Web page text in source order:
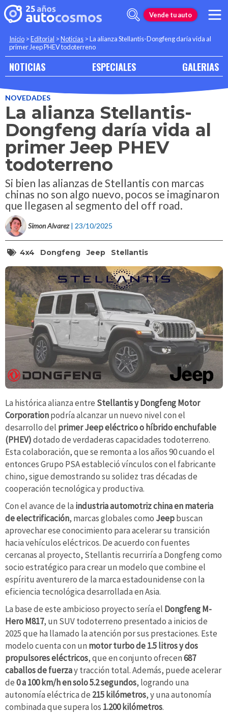
Vende tu auto
Inicio >Editorial >Noticias >La alianza Stellantis-Dongfeng daría vida al
primer Jeep PHEV todoterreno
NOTICIAS ESPECIALES GALERIAS
NOVEDADES
La alianza Stellantis-
Dongfeng daría vida al
primer Jeep PHEV
todoterreno
Si bien las alianzas de Stellantis con marcas
chinas no son algo nuevo, pocos se imaginaron
que llegasen al segmento del off road.
Simon Alvarez | 23/10/2025
4x4 Dongfeng Jeep Stellantis
La histórica alianza entre Stellantis y Dongfeng Motor
Corporationpodría alcanzar un nuevo nivel con el
desarrollo del primer Jeep eléctrico o híbrido enchufable
(PHEV)dotado de verdaderas capacidades todoterreno.
Esta colaboración, que se remonta a los años 90 cuando el
entonces Grupo PSA estableció vínculos con el fabricante
chino, sigue demostrando su solidez tras décadas de
cooperación tecnológica y productiva.
Con el avance de la industria automotriz china en materia
de electrificación, marcas globales como Jeepbuscan
aprovechar ese conocimiento para acelerar su transición
hacia vehículos eléctricos. De acuerdo con fuentes
cercanas al proyecto, Stellantis recurriría a Dongfeng como
socio estratégico para crear un modelo que combine el
espíritu aventurero de la marca estadounidense con la
eficiencia tecnológica desarrollada en Asia.
La base de este ambicioso proyecto sería el Dongfeng M-
Hero M817, un SUV todoterreno presentado a inicios de
2025 que ha llamado la atención por sus prestaciones. Este
modelo cuenta con un motor turbo de 1.5 litros y dos
propulsores eléctricos, que en conjunto ofrecen687
caballos de fuerzay tracción total. Además, puede acelerar
de0 a 100 km/h en solo 5.2 segundos, logrando una
autonomía eléctrica de 215 kilómetros, y una autonomía
combinada que supera los 1.200 kilómetros.